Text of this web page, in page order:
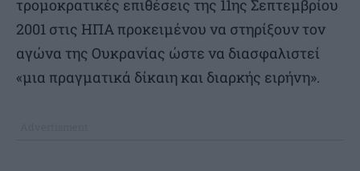
τρομοκρατικές επιθέσεις της 11ης Σεπτεμβρίου
2001 στις ΗΠΑ προκειμένου να στηρίξουν τον
αγώνα της Ουκρανίας ώστε να διασφαλιστεί
«μια πραγματικά δίκαιη και διαρκής ειρήνη».